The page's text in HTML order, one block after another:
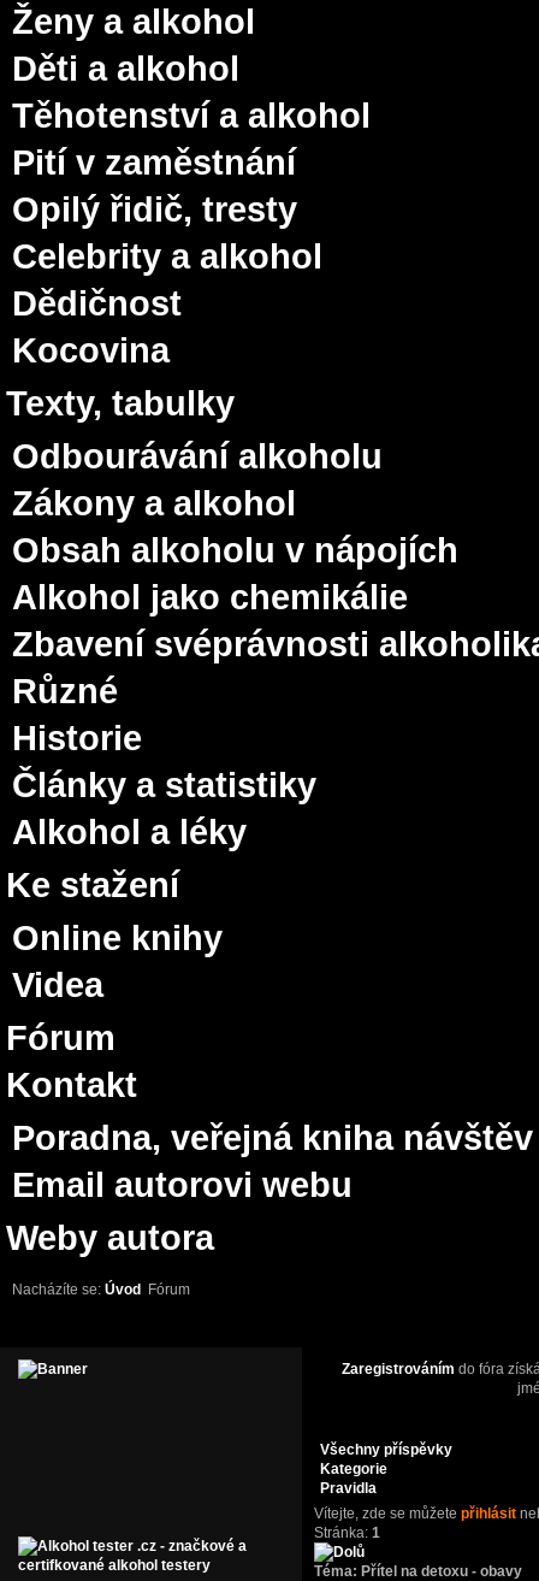
Ženy a alkohol
Děti a alkohol
Těhotenství a alkohol
Pití v zaměstnání
Opilý řidič, tresty
Celebrity a alkohol
Dědičnost
Kocovina
Texty, tabulky
Odbourávání alkoholu
Zákony a alkohol
Obsah alkoholu v nápojích
Alkohol jako chemikálie
Zbavení svéprávnosti
Různé
Historie
Články a statistiky
Alkohol a léky
Ke stažení
Online knihy
Videa
Fórum
Kontakt
Poradna, veřejná kniha návštěv
Email autorovi webu
Weby autora
Nacházíte se: Úvod Fórum
Zaregistrováním do fóra
Všechny příspěvky
Kategorie
Pravidla
Vítejte,zde se můžetepřihlásit
Stránka:1
Téma: Přítel na detoxu - obavy